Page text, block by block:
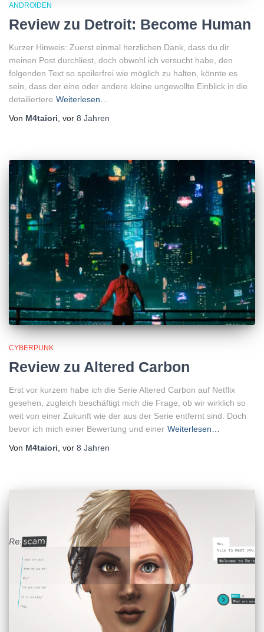
ANDROIDEN
Review zu Detroit: Become Human
Kurzer Hinweis: Zuerst einmal herzlichen Dank, dass du dir
meinen Post durchliest, doch obwohl ich versucht habe, den
folgenden Text so spoilerfrei wie möglich zu halten, könnte es
sein, dass der eine oder andere kleine ungewollte Einblick in die
detailiertere Weiterlesen…
Von M4taiori, vor 8 Jahren
CYBERPUNK
Review zu Altered Carbon
Erst vor kurzem habe ich die Serie Altered Carbon auf Netflix
gesehen, zugleich beschäftigt mich die Frage, ob wir wirklich so
weit von einer Zukunft wie der aus der Serie entfernt sind. Doch
bevor ich mich einer Bewertung und einer Weiterlesen…
Von M4taiori , vor 8 Jahren